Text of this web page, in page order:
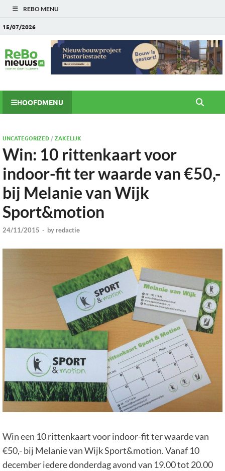
REBO MENU
15/07/2026
HOOFDMENU
UNCATEGORIZED/ZAKELIJK
Win: 10 rittenkaart voor
indoor-fit ter waarde van €50,-
bij Melanie van Wijk
Sport&motion
24/11/2015 - by redactie
Win een 10 rittenkaart voor indoor-fit ter waarde van
€50,- bij Melanie van Wijk Sport&motion. Vanaf 10
december iedere donderdag avond van 19.00 tot 20.00